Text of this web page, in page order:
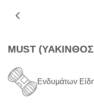
MUST
Ενδυμάτων